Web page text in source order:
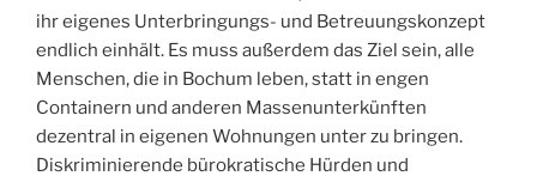
ihr eigenes Unterbringungs- und Betreuungskonzept
endlich einhält. Es muss außerdem das Ziel sein, alle
Menschen, die in Bochum leben, statt in engen
Containern und anderen Massenunterkünften
dezentral in eigenen Wohnungen unter zu bringen.
Diskriminierende bürokratische Hürden und